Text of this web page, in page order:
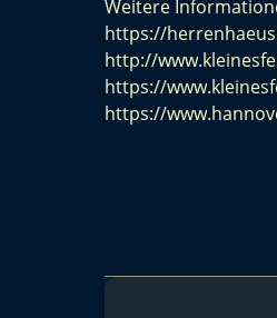
Weitere
https://
http://
https://
https://